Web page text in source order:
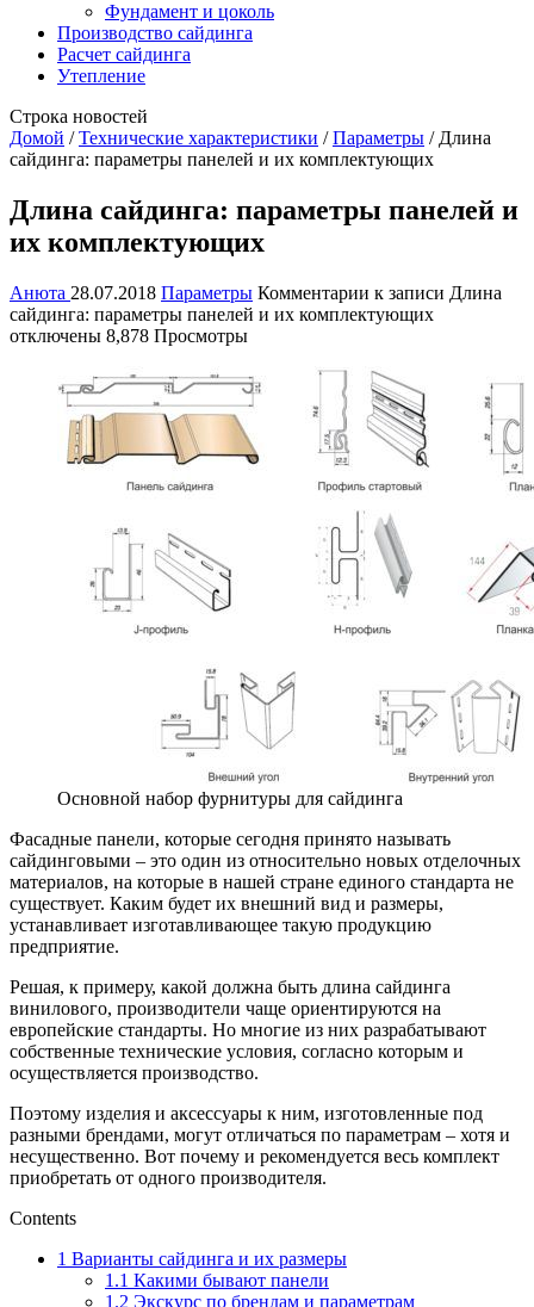
Фундамент и цоколь
Производство сайдинга
Расчет сайдинга
Утепление
Строка новостей
Домой / Технические характеристики / Параметры / Длина
сайдинга: параметры панелей и их комплектующих
Длина сайдинга: параметры панелей и
их комплектующих
Анюта 28.07.2018 Параметры Комментарии к записи Длина
сайдинга: параметры панелей и их комплектующих
отключены 8,878 Просмотры
Основной набор фурнитуры для сайдинга
Фасадные панели, которые сегодня принято называть
сайдинговыми – это один из относительно новых отделочных
материалов, на которые в нашей стране единого стандарта не
существует. Каким будет их внешний вид и размеры,
устанавливает изготавливающее такую продукцию
предприятие.
Решая, к примеру, какой должна быть длина сайдинга
винилового, производители чаще ориентируются на
европейские стандарты. Но многие из них разрабатывают
собственные технические условия, согласно которым и
осуществляется производство.
Поэтому изделия и аксессуары к ним, изготовленные под
разными брендами, могут отличаться по параметрам – хотя и
несущественно. Вот почему и рекомендуется весь комплект
приобретать от одного производителя.
Contents
1 Варианты сайдинга и их размеры
1.1 Какими бывают панели
1.2 Экскурс по брендам и параметрам